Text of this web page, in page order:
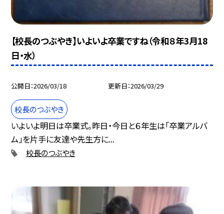
【校長のつぶやき】いよいよ卒業ですね（令和８年3月18
日・水）
公開日 2026/03/18 更新日 2026/03/29
校長のつぶやき
いよいよ明日は卒業式。昨日・今日と６年生は「卒業アルバ
ム」を片手に友達や先生方に...
校長のつぶやき